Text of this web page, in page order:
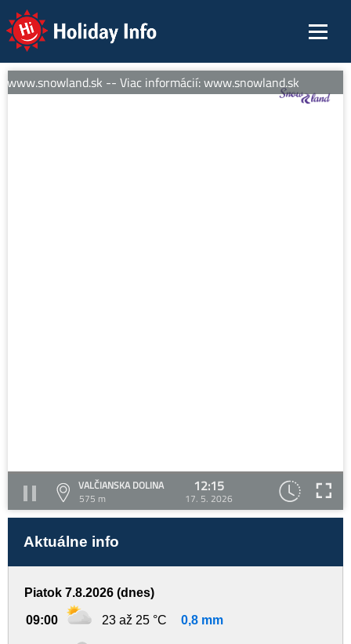
Holiday Info
-- Viac informácií: www.snowland.sk
VALČIANSKA DOLINA
575 m
12:15
17. 5. 2026
Aktuálne info
Piatok 7.8.2026 (dnes)
09:00 23 až 25 °C 0,8 mm